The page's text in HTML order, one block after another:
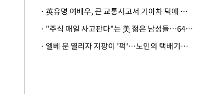
· 英유명 여배우, 큰 교통사고서 기아차 덕에 살았다
· "주식 매일 사고판다"는 美 젊은 남성들…64%가 "나는 인생의 패배자“
· 엘베 문 열리자 지팡이 '퍽'…노인의 택배기사 폭행 이유